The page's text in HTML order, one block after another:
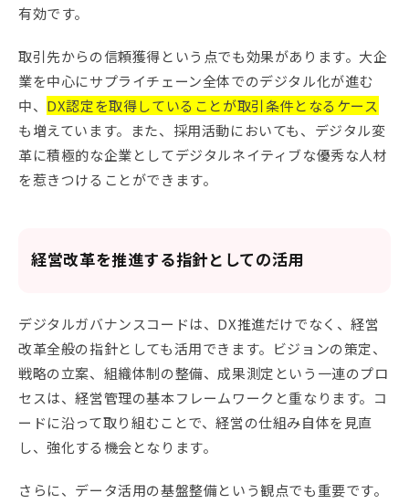
有効です。
取引先からの信頼獲得という点でも効果があります。大企
業を中心にサプライチェーン全体でのデジタル化が進む
中、 DX認定を取得していることが取引条件となるケース
も増えています。また、採用活動においても、デジタル変
革に積極的な企業としてデジタルネイティブな優秀な人材
を惹きつけることができます。
経営改革を推進する指針としての活用
デジタルガバナンスコードは、DX推進だけでなく、経営
改革全般の指針としても活用できます。ビジョンの策定、
戦略の立案、組織体制の整備、成果測定という一連のプロ
セスは、経営管理の基本フレームワークと重なります。コ
ードに沿って取り組むことで、経営の仕組み自体を見直
し、強化する機会となります。
さらに、データ活用の基盤整備という観点でも重要です。